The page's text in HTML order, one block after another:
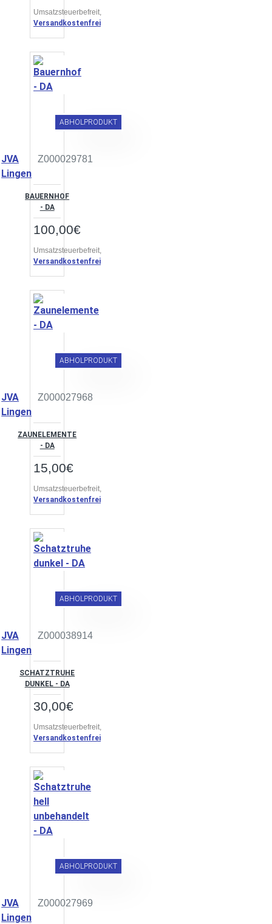
Umsatzsteuerbefreit,
Versandkostenfrei
ABHOLPRODUKT
JVA
Lingen
Z000029781
BAUERNHOF
- DA
100,00€
Umsatzsteuerbefreit,
Versandkostenfrei
ABHOLPRODUKT
JVA
Lingen
Z000027968
ZAUNELEMENTE
- DA
15,00€
Umsatzsteuerbefreit,
Versandkostenfrei
ABHOLPRODUKT
JVA
Lingen
Z000038914
SCHATZTRUHE
DUNKEL - DA
30,00€
Umsatzsteuerbefreit,
Versandkostenfrei
ABHOLPRODUKT
JVA
Lingen
Z000027969